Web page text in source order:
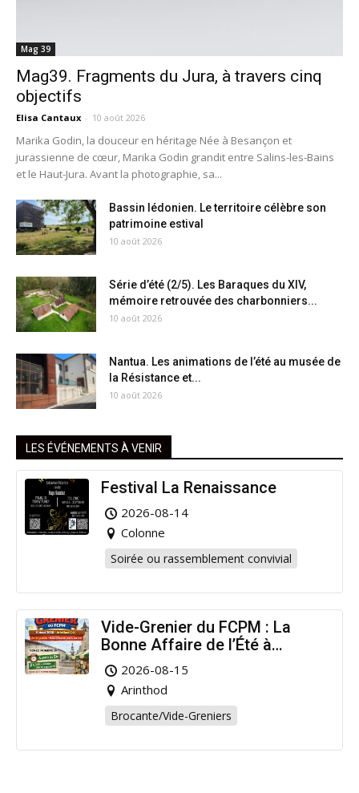
Mag 39
Mag39. Fragments du Jura, à travers cinq
objectifs
Elisa Cantaux - 10 août 2026
Marika Godin, la douceur en héritage Née à Besançon et
jurassienne de cœur, Marika Godin grandit entre Salins-les-Bains
et le Haut-Jura. Avant la photographie, sa...
Bassin lédonien. Le territoire célèbre son
patrimoine estival
10 août 2026
Série d’été (2/5). Les Baraques du XIV,
mémoire retrouvée des charbonniers...
10 août 2026
Nantua. Les animations de l’été au musée de
la Résistance et...
10 août 2026
LES ÉVÉNEMENTS À VENIR
Festival La Renaissance
2026-08-14
Colonne
Soirée ou rassemblement convivial
Vide-Grenier du FCPM : La
Bonne Affaire de l’Été à
Arinthod !
2026-08-15
Arinthod
Brocante/Vide-Greniers